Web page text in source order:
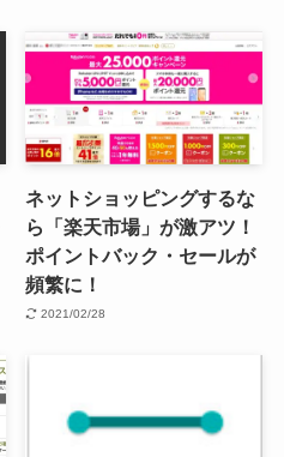
ネットショッピングするな
ら「楽天市場」が激アツ！
ポイントバック・セールが
頻繁に！
2021/02/28